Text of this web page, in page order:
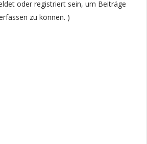
oder registriert sein, um Beiträge
zu können. )